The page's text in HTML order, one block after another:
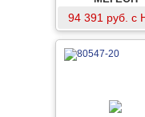
94 391 руб. с